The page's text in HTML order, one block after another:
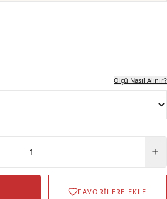
Ölçü Nasıl Alınır?
1
FAVORİLERE EKLE